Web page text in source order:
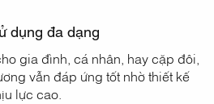
dụng đa dạng
gia đình, cá nhân, hay cặp đôi,
vẫn đáp ứng tốt nhờ thiết kế
lực cao.